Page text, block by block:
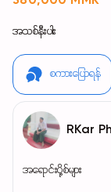
အသစ်နီးပါး
စကားပြောရန်
RKar
အရောင်းပို့စ်များ